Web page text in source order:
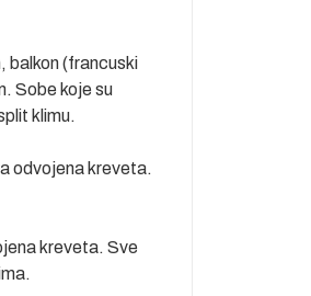
balkon (francuski
Sobe koje su
klimu.
odvojena kreveta.
kreveta. Sve